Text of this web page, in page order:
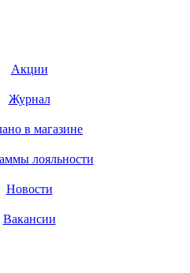
Акции
Журнал
в магазине
лояльности
Новости
Вакансии